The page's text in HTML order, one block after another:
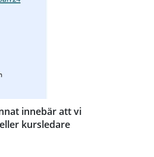
innebär att vi
kursledare